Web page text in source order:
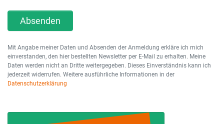
Absenden
Mit Angabe meiner Daten und Absenden der Anmeldung erkläre ich mich
einverstanden, den hier bestellten Newsletter per E-Mail zu erhalten. Meine
Daten werden nicht an Dritte weitergegeben. Dieses Einverständnis kann ich
jederzeit widerrufen. Weitere ausführliche Informationen in der
Datenschutzerklärung